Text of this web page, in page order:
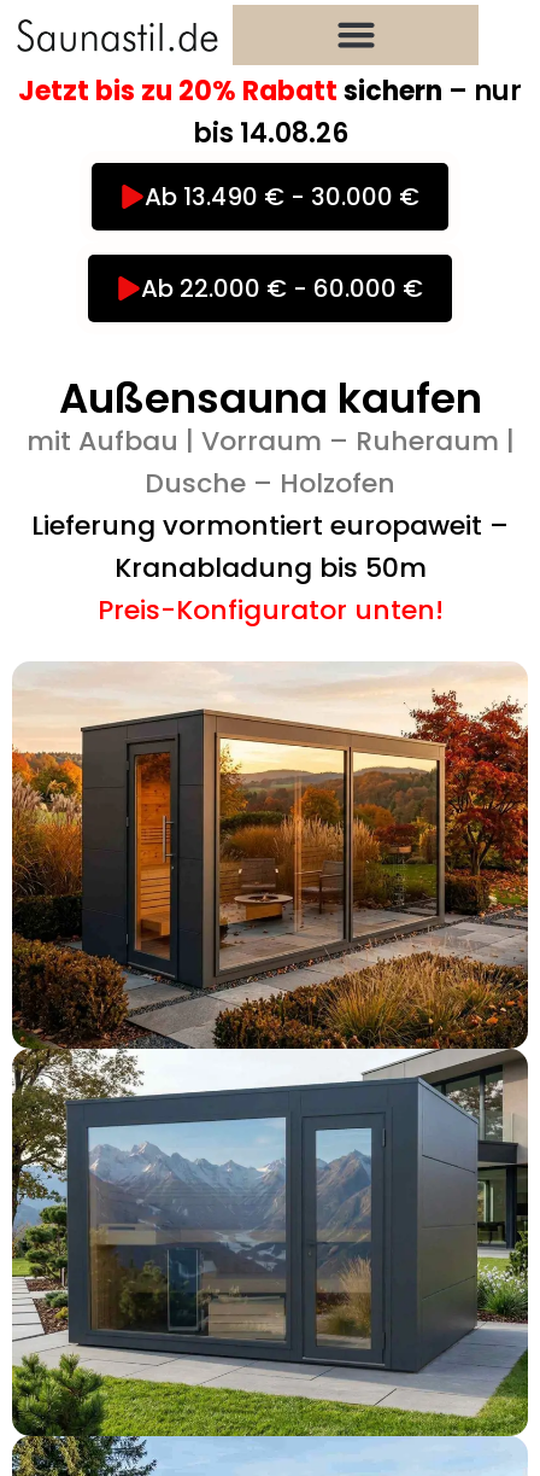
Zum
Inhalt
springen
Jetzt bis zu 20% Rabattsichern – nur
bis 14.08.26
Ab 13.490 € - 30.000 €
Ab 22.000 € - 60.000 €
Außensauna kaufen
mit Aufbau | Vorraum – Ruheraum |
Dusche – Holzofen
Lieferung vormontiert europaweit –
Kranabladung bis 50m
Preis-Konfigurator unten!